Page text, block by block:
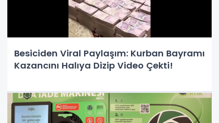
Besiciden Viral Paylaşım: Kurban Bayramı
Kazancını Halıya Dizip Video Çekti!